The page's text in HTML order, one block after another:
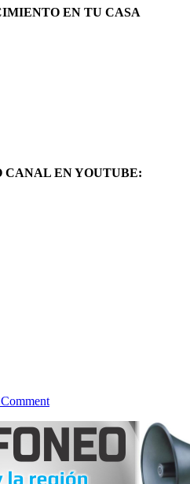
EN TU CASA
CANAL EN YOUTUBE: